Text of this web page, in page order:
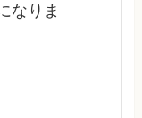
なりま